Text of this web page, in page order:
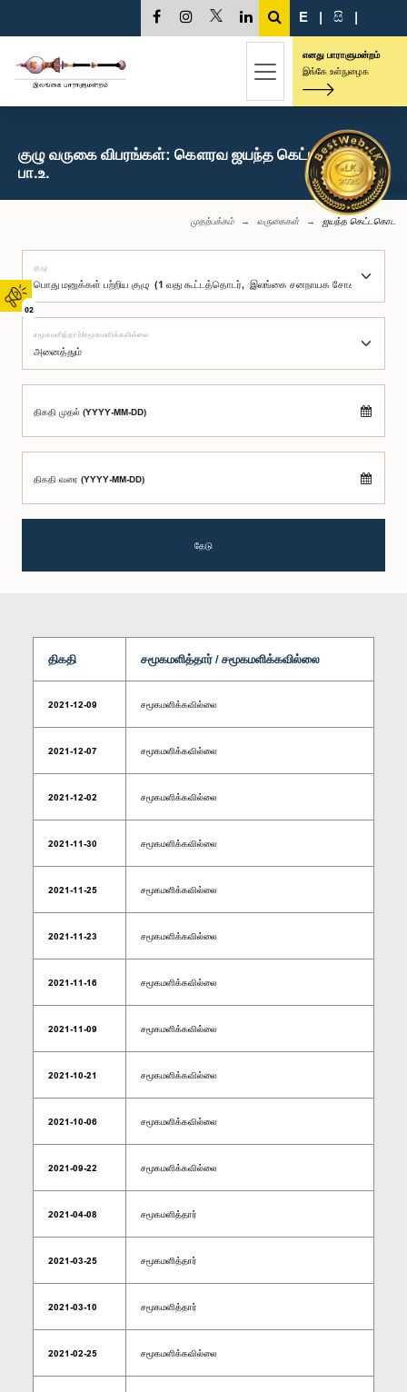
02
E | සි |
எனது பாராளுமன்றம்
இங்கே உள்நுழைக
குழு வருகை விபரங்கள்: கௌரவ ஜயந்த கெட்டகொட,
பா.உ.
முதற்பக்கம் வருகைகள் ஜயந்த கெட்டகொட
குழு
சமூகமளித்தார்/சமூகமளிக்கவில்லை
திகதி முதல் (YYYY-MM-DD)
திகதி வரை (YYYY-MM-DD)
தேடு
திகதி சமூகமளித்தார் / சமூகமளிக்கவில்லை
2021-12-09 சமூகமளிக்கவில்லை
2021-12-07 சமூகமளிக்கவில்லை
2021-12-02 சமூகமளிக்கவில்லை
2021-11-30 சமூகமளிக்கவில்லை
2021-11-25 சமூகமளிக்கவில்லை
2021-11-23 சமூகமளிக்கவில்லை
2021-11-16 சமூகமளிக்கவில்லை
2021-11-09 சமூகமளிக்கவில்லை
2021-10-21 சமூகமளிக்கவில்லை
2021-10-06 சமூகமளிக்கவில்லை
2021-09-22 சமூகமளிக்கவில்லை
2021-04-08 சமூகமளித்தார்
2021-03-25 சமூகமளித்தார்
2021-03-10 சமூகமளித்தார்
2021-02-25 சமூகமளிக்கவில்லை